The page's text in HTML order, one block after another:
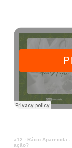
a12 · Rádio Aparecida
ação?